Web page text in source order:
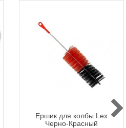
Ершик для колбы Lex
Черно-Красный